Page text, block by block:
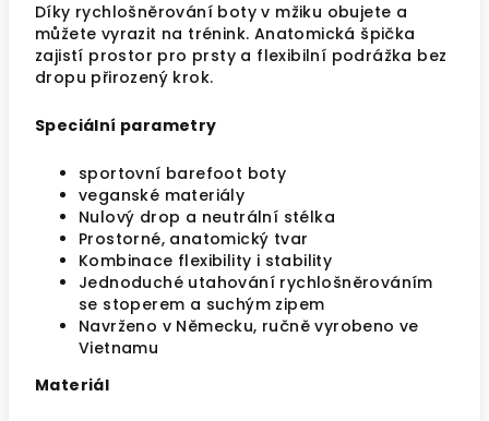
Díky rychlošněrování boty v mžiku obujete a
můžete vyrazit na trénink. Anatomická špička
zajistí prostor pro prsty a flexibilní podrážka bez
dropu přirozený krok.
Speciální parametry
sportovní barefoot boty
veganské materiály
Nulový drop a neutrální stélka
Prostorné, anatomický tvar
Kombinace flexibility i stability
Jednoduché utahování rychlošněrováním
se stoperem a suchým zipem
Navrženo v Německu, ručně vyrobeno ve
Vietnamu
Materiál